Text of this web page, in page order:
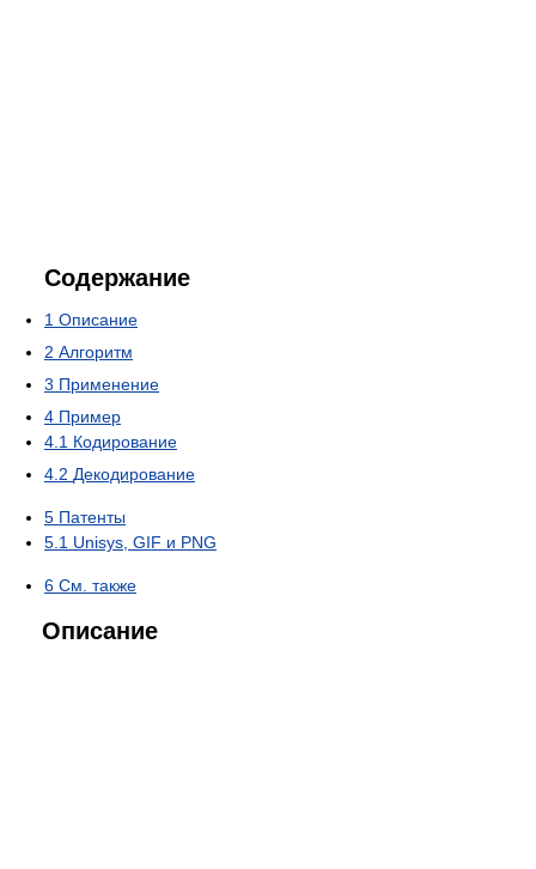
Содержание
1 Описание
2 Алгоритм
3 Применение
4 Пример
4.1 Кодирование
4.2 Декодирование
5 Патенты
5.1 Unisys, GIF и PNG
6 См. также
Описание